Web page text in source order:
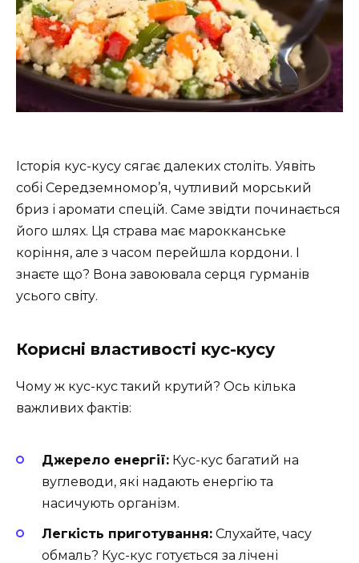
Історія кус-кусу сягає далеких століть. Уявіть
собі Середземномор’я, чутливий морський
бриз і аромати спецій. Саме звідти починається
його шлях. Ця страва має марокканське
коріння, але з часом перейшла кордони. І
знаєте що? Вона завоювала серця гурманів
усього світу.
Корисні властивості кус-кусу
Чому ж кус-кус такий крутий? Ось кілька
важливих фактів:
Джерело енергії: Кус-кус багатий на
вуглеводи, які надають енергію та
насичують організм.
Легкість приготування: Слухайте, часу
обмаль? Кус-кус готується за лічені